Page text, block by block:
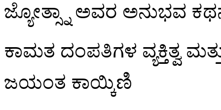
ಜ್ಯೋತ್ಸ್ನಾ ಅವರ ಅನುಭವ
ಕಾಮತ ದಂಪತಿಗಳ ವ್ಯಕ್ತಿತ್ವ
ಜಯಂತ ಕಾಯ್ಕಿಣಿ